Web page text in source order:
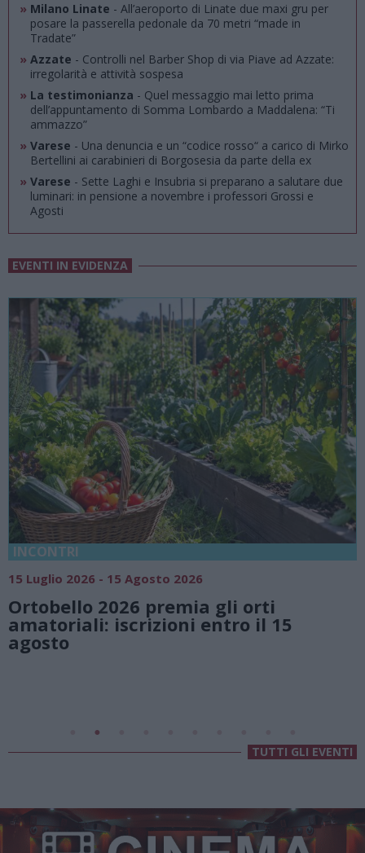
» Milano Linate - All’aeroporto di Linate due maxi gru per
posare la passerella pedonale da 70 metri “made in
Tradate”
» Azzate - Controlli nel Barber Shop di via Piave ad Azzate:
irregolarità e attività sospesa
» La testimonianza - Quel messaggio mai letto prima
dell’appuntamento di Somma Lombardo a Maddalena: “Ti
ammazzo”
» Varese - Una denuncia e un “codice rosso“ a carico di Mirko
Bertellini ai carabinieri di Borgosesia da parte della ex
» Varese - Sette Laghi e Insubria si preparano a salutare due
luminari: in pensione a novembre i professori Grossi e
Agosti
EVENTI IN EVIDENZA
18 Luglio 2026 - 15 Agosto 2026
Vivi l’estate a Villa Fogazzaro Roi.
natura e atmosfere senza tempo sul
Lago di Lugano
Valsolda
TUTTI GLI EVENTI